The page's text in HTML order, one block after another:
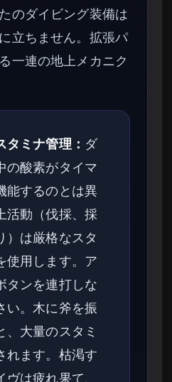
のダイビング装備は
立ちません。拡張パ
一連の地上メカニク
タミナ管理： ダ
の酸素がタイマ
能するのとは異
活動（伐採、採
）は厳格なスタ
使用します。ア
タンを連打しな
い。木に斧を振
、大量のスタミ
れます。枯渇す
ヴは疲れ果て、